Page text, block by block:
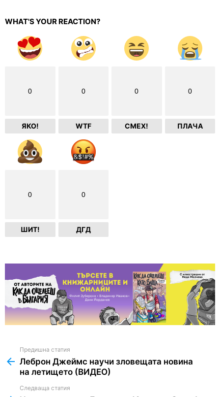
WHAT'S YOUR REACTION?
0
ЯКО!
0
WTF
0
СМЕХ!
0
ПЛАЧА
0
ШИТ!
0
ДГД
more
Предишна статия
Леброн Джеймс научи зловещата новина
на летището (ВИДЕО)
Следваща статия